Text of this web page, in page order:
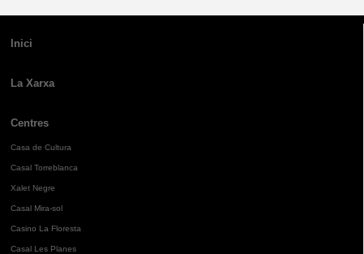
Inici
La Xarxa
Centres
Casa de Cultura
Casal Torreblanca
Xalet Negre
Casal Mira-sol
Casino La Floresta
Casal Les Planes